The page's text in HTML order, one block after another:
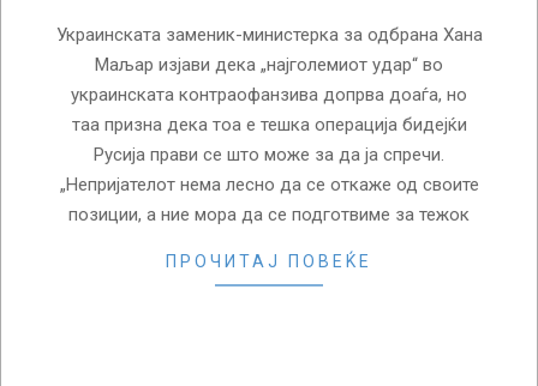
Украинската заменик-министерка за одбрана Хана
Маљар изјави дека „најголемиот удар“ во
украинската контраофанзива допрва доаѓа, но
таа призна дека тоа е тешка операција бидејќи
Русија прави се што може за да ја спречи.
„Непријателот нема лесно да се откаже од своите
позиции, а ние мора да се подготвиме за тежок
ПРОЧИТАЈ ПОВЕЌЕ